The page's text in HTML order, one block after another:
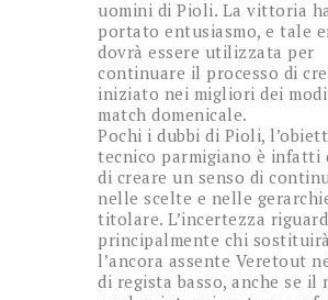
uomini di Pioli. La vittoria
portato entusiasmo, e tale
dovrà essere utilizzata per
continuare il processo di
iniziato nei migliori dei
match domenicale.
Pochi i dubbi di Pioli,
tecnico parmigiano è infatti
di creare un senso di
nelle scelte e nelle
titolare. L’incertezza
principalmente chi sostituirà
l’ancora assente Veretout
di regista basso, anche se il